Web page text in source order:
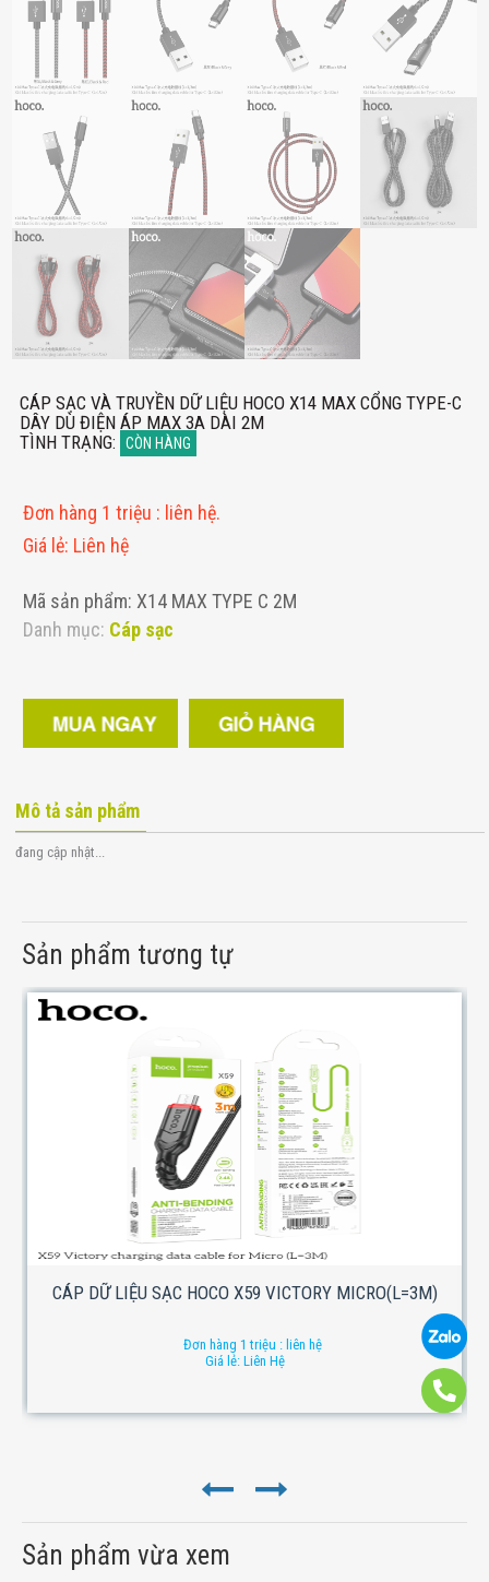
CÁP SẠC VÀ TRUYỀN DỮ LIỆU HOCO X14 MAX CỔNG TYPE-C
DÂY DÙ ĐIỆN ÁP MAX 3A DÀI 2M
TÌNH TRẠNG: CÒN HÀNG
Đơn hàng 1 triệu : liên hệ.
Giá lẻ: Liên hệ
Mã sản phẩm: X14 MAX TYPE C 2M
Danh mục: Cáp sạc
Mô tả sản phẩm
đang cập nhật...
Sản phẩm tương tự
CÁP DỮ LIỆU SẠC HOCO X59 VICTORY MICRO(L=3M)
Đơn hàng 1 triệu : liên hệ
Giá lẻ: Liên Hệ
Sản phẩm vừa xem